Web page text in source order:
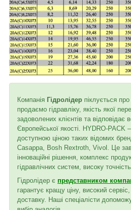
Компанія Гідролідер піклується
продаємо гідравліку, якість якої
задоволених клієнтів та відповідає
Європейської якості. HYDRO-PACK
доступною ціною таких відомих
Casappa, Bosh Rextroth, Vivol. Це
інноваційні рішення, комплекс
гідравлічних систем, високу точність
Гідролідер є представником
гарантує кращу ціну, високий
доставку. Наші спеціалісти